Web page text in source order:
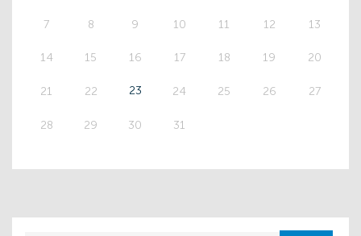
7 8 9 10 11 12 13
14 15 16 17 18 19 20
21 22 23 24 25 26 27
28 29 30 31